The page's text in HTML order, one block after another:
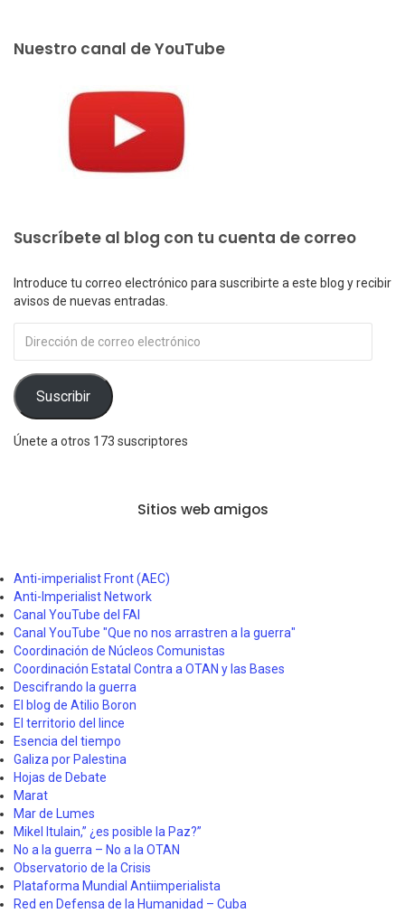
Nuestro canal de YouTube
Suscríbete al blog con tu cuenta de correo
Introduce tu correo electrónico para suscribirte a este blog y recibir
avisos de nuevas entradas.
de
electrónico
Suscribir
Únete a otros 173 suscriptores
Sitios web amigos
Anti-imperialist Front (AEC)
Anti-Imperialist Network
Canal YouTube del FAI
Canal YouTube "Que no nos arrastren a la guerra"
Coordinación de Núcleos Comunistas
Coordinación Estatal Contra a OTAN y las Bases
Descifrando la guerra
El blog de Atilio Boron
El territorio del lince
Esencia del tiempo
Galiza por Palestina
Hojas de Debate
Marat
Mar de Lumes
Mikel Itulain,” ¿es posible la Paz?”
No a la guerra – No a la OTAN
Observatorio de la Crisis
Plataforma Mundial Antiimperialista
Red en Defensa de la Humanidad – Cuba